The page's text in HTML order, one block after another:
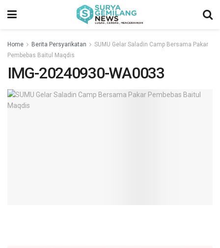
Home Berita Persyarikatan
SUMU Gelar Saladin Camp Bersama Pakar
Pembebas Baitul Maqdis
IMG-20240930-WA0033